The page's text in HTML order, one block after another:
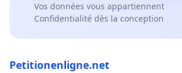
Vos données vous appartiennent
Confidentialité dès la conception
Petitionenligne.net